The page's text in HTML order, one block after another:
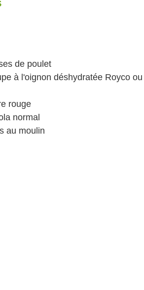
de poulet
à l'oignon déshydratée Royco ou
rouge
normal
au moulin